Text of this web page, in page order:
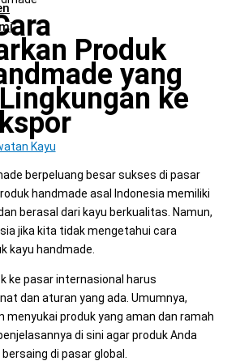
Produk
yang
ke
Kayu
berpeluang besar sukses di pasar
handmade asal Indonesia memiliki
berasal dari kayu berkualitas. Namun,
jika kita tidak mengetahui cara
kayu handmade.
ke pasar internasional harus
dan aturan yang ada. Umumnya,
menyukai produk yang aman dan ramah
di sini agar produk Anda
di pasar global.